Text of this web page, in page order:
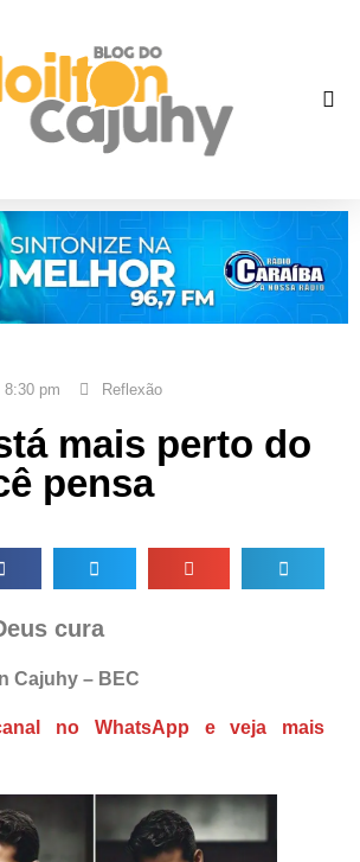
8:30 pm Reflexão
mais perto do
pensa
cura
Cajuhy – BEC
no WhatsApp e veja mais